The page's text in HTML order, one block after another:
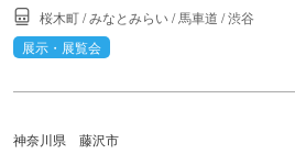
桜木町/みなとみらい/馬車道 /渋谷
展示・展覧会
神奈川県 藤沢市